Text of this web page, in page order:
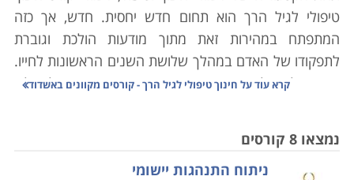
טיפולי לגיל הרך הוא תחום חדש יחסית. חדש, אך כזה
המתפתח במהירות זאת מתוך מודעות הולכת וגוברת
לתפקודו של האדם במהלך שלושת השנים הראשונות לחייו.
שנים אלו, שלוש השנים הראשונות בהתפתחותו של הילד,
חינוך הוא המינוח שבו אנו כחברה משתמשים כדי לבטא את
הצורך שלנו להנחיל לדורות הבאים, עקרונות, ערכים
קרא עוד על חינוך טיפולי לגיל הרך - קורסים מקוונים באשדוד
נמצאו 8 קורסים
ניתוח התנהגות יישומי